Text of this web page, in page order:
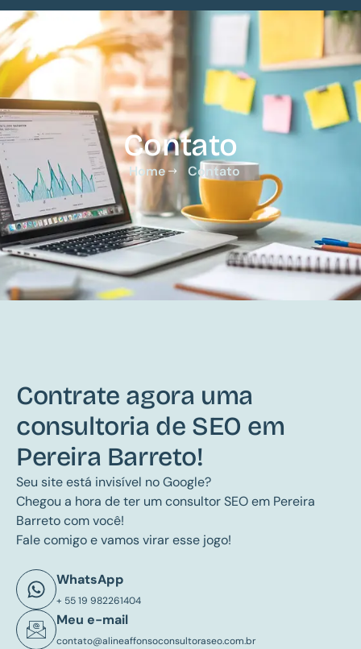
Contato
Home Contato
Contrate agora uma
consultoria de SEO em
Pereira Barreto!
Seu site está invisível no Google?
Chegou a hora de ter um consultor SEO em Pereira
Barreto com você!
Fale comigo e vamos virar esse jogo!
WhatsApp
+ 55 19 982261404
Meu e-mail
contato@alineaffonsoconsultoraseo.com.br